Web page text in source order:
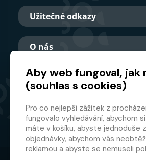
Užitečné odkazy
O nás
Hlavní partner
Aby web fungoval, jak
(souhlas s cookies)
Pro co nejlepší zážitek z
fungovalo vyhledávání, abychom
máte v košíku, abyste jednoduše
objednávky, abychom vás
reklamou a abyste se nemuseli